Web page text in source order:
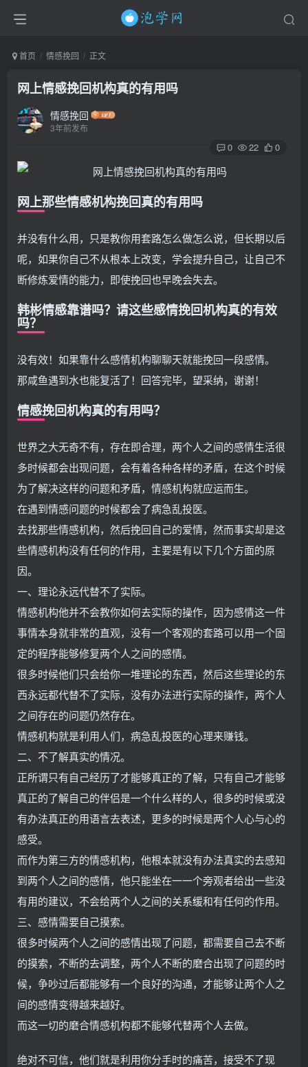
首页 情感挽回 正文
网上情感挽回机构真的有用吗
情感挽回
3年前发布
0 22 0
网上那些情感机构挽回真的有用吗
并没有什么用，只是教你用套路怎么做怎么说，但长期以后
呢，如果你自己不从根本上改变，学会提升自己，让自己不
断修炼爱情的能力，即使挽回也早晚会失去。
韩彬情感靠谱吗？请这些感情挽回机构真的有效
吗？
没有效！如果靠什么感情机构聊聊天就能挽回一段感情。
那咸鱼遇到水也能复活了！回答完毕，望采纳，谢谢！
情感挽回机构真的有用吗？
世界之大无奇不有，存在即合理，两个人之间的感情生活很
多时候都会出现问题，会有着各种各样的矛盾，在这个时候
为了解决这样的问题和矛盾，情感机构就应运而生。
在遇到情感问题的时候都会了病急乱投医。
去找那些情感机构，然后挽回自己的爱情，然而事实却是这
些情感机构没有任何的作用，主要是有以下几个方面的原
因。
一、理论永远代替不了实际。
情感机构他并不会教你如何去实际的操作，因为感情这一件
事情本身就非常的直观，没有一个客观的套路可以用一个固
定的程序能够修复两个人之间的感情。
很多时候他们只会给你一堆理论的东西，然后这些理论的东
西永远都代替不了实际，没有办法进行实际的操作，两个人
之间存在的问题仍然存在。
情感机构就是利用人们，病急乱投医的心理来赚钱。
二、不了解真实的情况。
正所谓只有自己经历了才能够真正的了解，只有自己才能够
真正的了解自己的伴侣是一个什么样的人，很多的时候或没
有办法真正的用语言去表述，更多的时候是两个人心与心的
感受。
而作为第三方的情感机构，他根本就没有办法真实的去感知
到两个人之间的感情，他只能坐在一一个旁观者给出一些没
有用的建议，不会给两个人之间的关系缓和有任何的作用。
三、感情需要自己摸索。
很多时候两个人之间的感情出现了问题，都需要自己去不断
的摸索，不断的去调整，两个人不断的磨合出现了问题的时
候，争吵过后都能够有一个良好的沟通，才能够让两个人之
间的感情变得越来越好。
而这一切的磨合情感机构都不能够代替两个人去做。
绝对不可信，他们就是利用你分手时的痛苦，接受不了现